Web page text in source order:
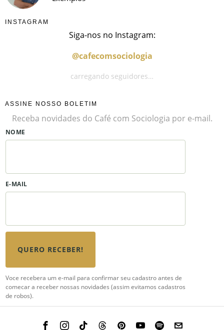
INSTAGRAM
Siga-nos no Instagram:
@cafecomsociologia
carregando seguidores…
ASSINE NOSSO BOLETIM
Receba novidades do Café com Sociologia por e-mail.
NOME
E-MAIL
QUERO RECEBER!
Voce recebera um e-mail para confirmar seu cadastro antes de
comecar a receber nossas novidades (assim evitamos cadastros
de robos).